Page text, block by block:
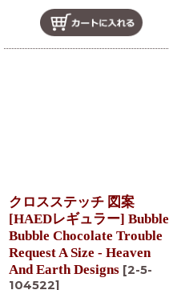
クロスステッチ 図案
[HAEDレギュラー] Bubble
Bubble Chocolate Trouble
Request A Size - Heaven
And Earth Designs [2-5-
104522]